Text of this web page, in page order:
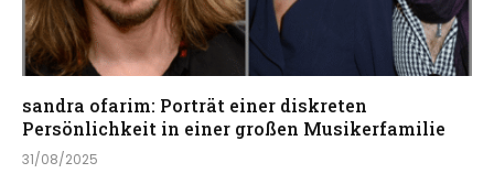
sandra ofarim: Porträt einer diskreten
Persönlichkeit in einer großen Musikerfamilie
31/08/2025